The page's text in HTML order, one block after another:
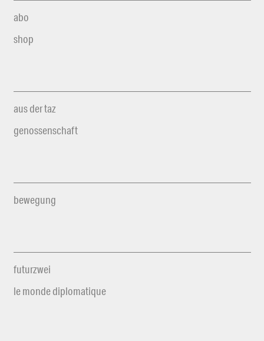
abo
shop
aus der taz
genossenschaft
bewegung
futurzwei
le monde diplomatique